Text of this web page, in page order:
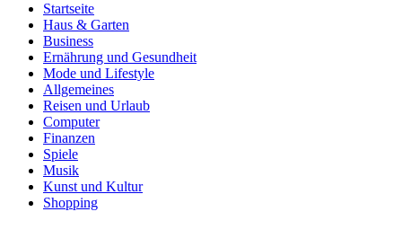
Startseite
Haus & Garten
Business
Ernährung und Gesundheit
Mode und Lifestyle
Allgemeines
Reisen und Urlaub
Computer
Finanzen
Spiele
Musik
Kunst und Kultur
Shopping